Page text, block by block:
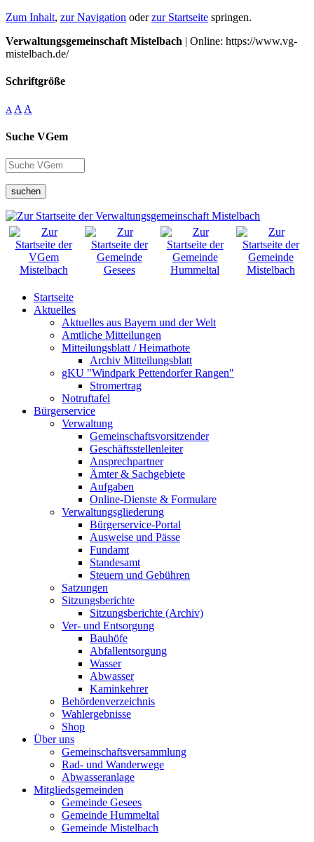
Zum Inhalt, zur Navigation oderzur Startseite springen.
Verwaltungsgemeinschaft Mistelbach | Online: https://www.vg-
mistelbach.de/
Schriftgröße
A A A
Suche VGem
suchen
Startseite
Aktuelles
Aktuelles aus Bayern und der Welt
Amtliche Mitteilungen
Mitteilungsblatt / Heimatbote
Archiv Mitteilungsblatt
gKU "Windpark Pettendorfer Rangen"
Stromertrag
Notruftafel
Bürgerservice
Verwaltung
Gemeinschaftsvorsitzender
Geschäftsstellenleiter
Ansprechpartner
Ämter & Sachgebiete
Aufgaben
Online-Dienste & Formulare
Verwaltungsgliederung
Bürgerservice-Portal
Ausweise und Pässe
Fundamt
Standesamt
Steuern und Gebühren
Satzungen
Sitzungsberichte
Sitzungsberichte (Archiv)
Ver- und Entsorgung
Bauhöfe
Abfallentsorgung
Wasser
Abwasser
Kaminkehrer
Behördenverzeichnis
Wahlergebnisse
Shop
Über uns
Gemeinschaftsversammlung
Rad- und Wanderwege
Abwasseranlage
Mitgliedsgemeinden
Gemeinde Gesees
Gemeinde Hummeltal
Gemeinde Mistelbach